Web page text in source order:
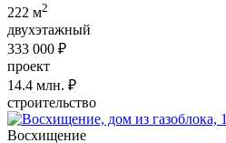
222 м2
двухэтажный
333 000 ₽
проект
14.4 млн. ₽
строительство
Восхищение